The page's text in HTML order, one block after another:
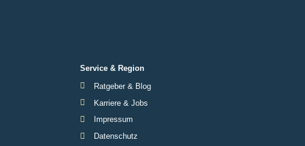
Service & Region
Ratgeber & Blog
Karriere & Jobs
Impressum
Datenschutz